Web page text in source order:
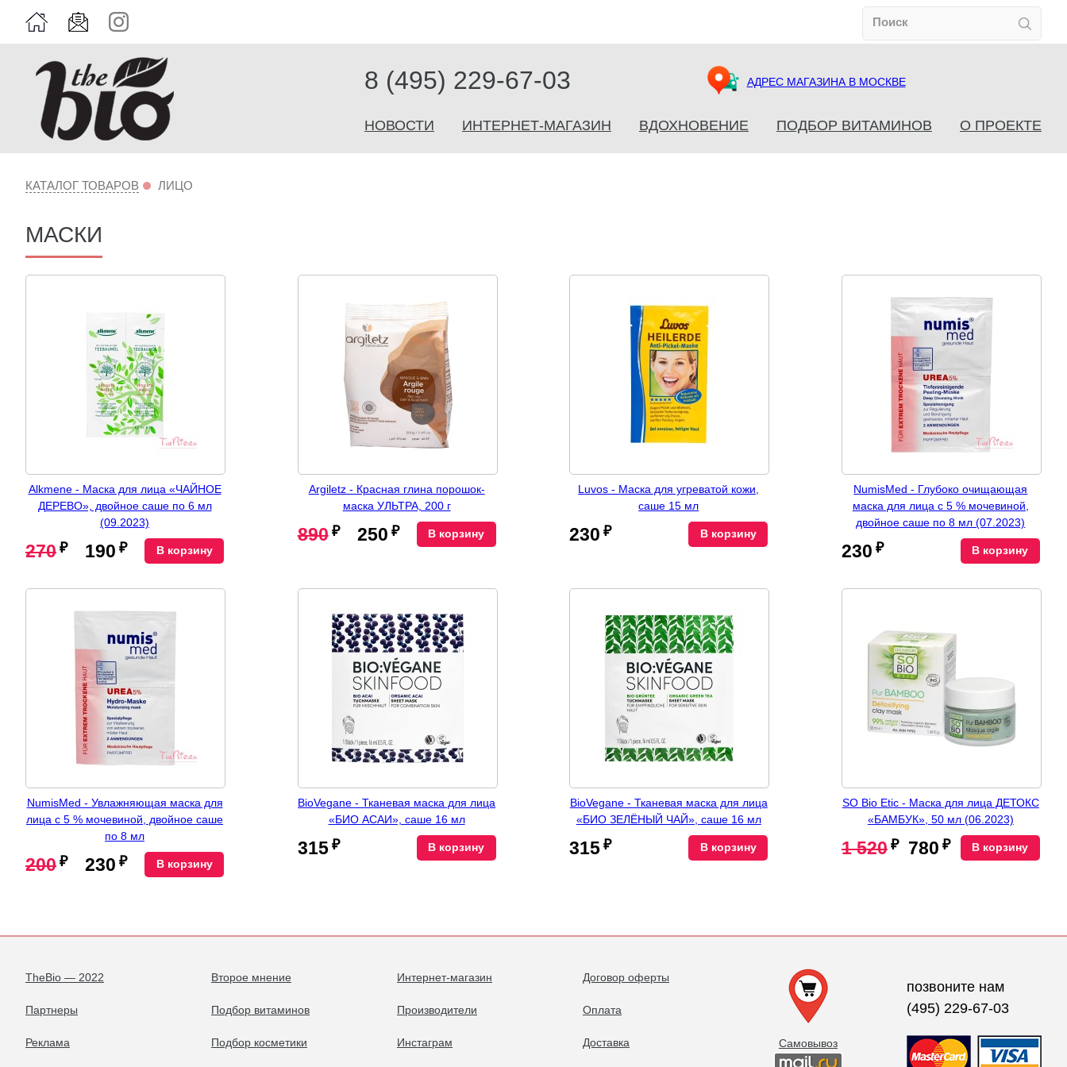
8 (495) 229-67-03 АДРЕС МАГАЗИНА В МОСКВЕ
НОВОСТИ ИНТЕРНЕТ-МАГАЗИН ВДОХНОВЕНИЕ ПОДБОР ВИТАМИНОВ О ПРОЕКТЕ
КАТАЛОГ ТОВАРОВ ЛИЦО
МАСКИ
Alkmene - Маска для лица «ЧАЙНОЕ
ДЕРЕВО», двойное саше по 6 мл
(09.2023)
270 ₽ 190 ₽ В корзину
Argiletz - Красная глина порошок-
маска УЛЬТРА, 200 г
890 ₽ 250 ₽ В корзину
Luvos - Маска для угреватой кожи,
саше 15 мл
230 ₽ В корзину
NumisMed - Глубоко очищающая
маска для лица с 5 % мочевиной,
двойное саше по 8 мл (07.2023)
230 ₽ В корзину
NumisMed - Увлажняющая маска для
лица с 5 % мочевиной, двойное саше
по 8 мл
200 ₽ 230 ₽ В корзину
BioVegane - Тканевая маска для лица
«БИО АСАИ», саше 16 мл
315 ₽ В корзину
BioVegane - Тканевая маска для лица
«БИО ЗЕЛЁНЫЙ ЧАЙ», саше 16 мл
315 ₽ В корзину
SO Bio Etic - Маска для лица ДЕТОКС
«БАМБУК», 50 мл (06.2023)
1 520 ₽ 780 ₽ В корзину
TheBio — 2022
Партнеры
Реклама
Второе мнение
Подбор витаминов
Подбор косметики
Интернет-магазин
Производители
Инстаграм
Договор оферты
Оплата
Доставка Самовывоз
позвоните нам
(495) 229-67-03